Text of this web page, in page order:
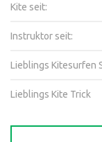
Kite seit:
Instruktor seit:
Lieblings Kitesurfen
Lieblings Kite Trick